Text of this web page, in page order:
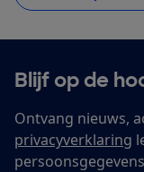
Blijf op de
Ontvang nieuws,
privacyverklaring